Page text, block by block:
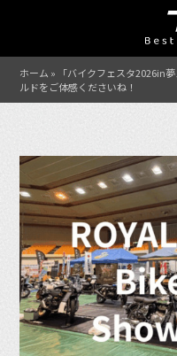
ホーム »
「バイクフェスタ2026in
ルドをご体感くださいね！